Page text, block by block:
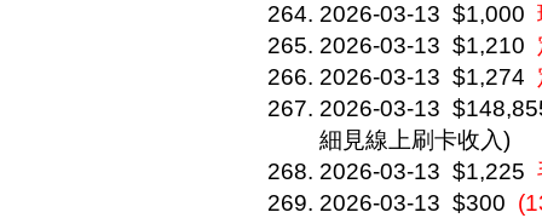
2026-03-13 $1,000
2026-03-13 $1,210
2026-03-13 $1,274
2026-03-13
細見線上刷卡收入)
2026-03-13 $1,225
2026-03-13 $300